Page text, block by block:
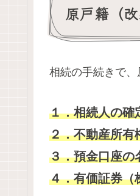
原戸籍（
相続の手続きで、
１．相続人の確
２．不動産所有
３．預金口座の
４．有価証券（